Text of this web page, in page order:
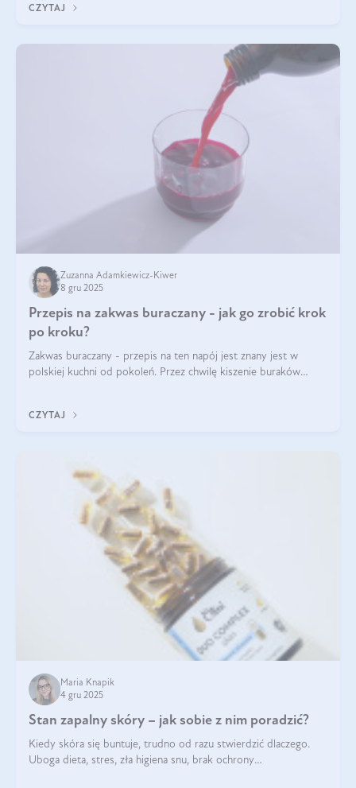
CZYTAJ
Zuzanna Adamkiewicz-Kiwer
8 gru 2025
Przepis na zakwas buraczany - jak go zrobić krok
po kroku?
Zakwas buraczany - przepis na ten napój jest znany jest w
polskiej kuchni od pokoleń. Przez chwilę kiszenie buraków
CZYTAJ
Maria Knapik
4 gru 2025
Stan zapalny skóry – jak sobie z nim poradzić?
Kiedy skóra się buntuje, trudno od razu stwierdzić dlaczego.
Uboga dieta, stres, zła higiena snu, brak ochrony